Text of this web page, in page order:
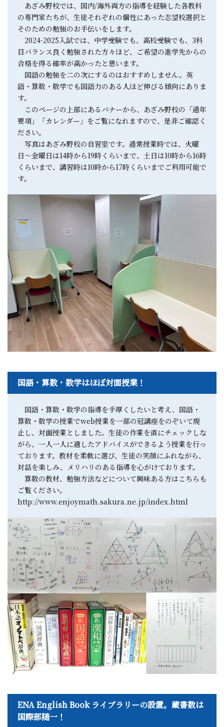
あざみ野校では、国内/海外両方の指導を経験した各教科
の専門家たちが、生徒それぞれの個性にあった志望校選択と
そのための勉強のお手伝いをします。
2024-2025入試では、中学受験でも、高校受験でも、3科
目バランス良く勉強された方々ほど、ご希望の進学先からの
合格を得る確率が高かったと思います。
国語の勉強を二の次にするのはおすすめしません。英
語・算数・数学でも国語力のある人ほど伸びる傾向にありま
す。
このページの上部にあるバナーから、あざみ野校の「通年
要項」「カレンダー」をご覧になれますので、是非ご確認く
ださい。
写真はあざみ野校の自習室です。通常授業時では、火曜
日〜金曜日は14時から19時くらいまで、土日は10時から16時
くらいまで、講習時は10時から17時くらいまでご利用可能で
す。
国語・算数・数学はほぼ対面授業！
国語・算数・数学の指導を手厚くしたいと考え、国語・
算数・数学の授業でweb授業を一部の冠講座をのぞいて廃
止し、対面授業としました。生徒の作業を直にチェックしな
がら、一人一人に適したアドバイスができるよう授業を行っ
ております。教材を柔軟に選び、生徒の笑顔にふれながら、
対話を楽しみ、メリハリのある指導を心がけております。
算数の教材、勉強方法などについて興味ある方はこちらも
ご覧ください。
http://www.enjoymath.sakura.ne.jp/index.html
ENA English Book ライブラリーの設置。蔵書数は
国際部随一！